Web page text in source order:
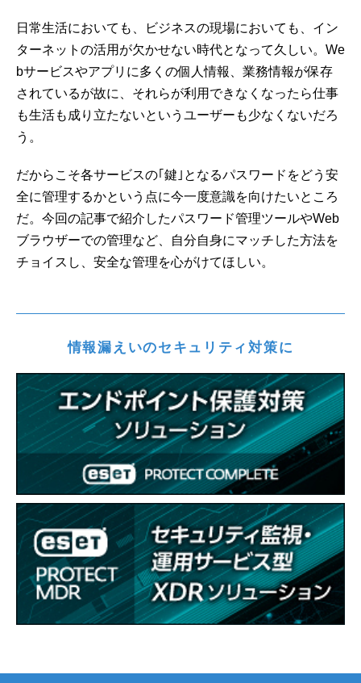
日常生活においても、ビジネスの現場においても、イン
ターネットの活用が欠かせない時代となって久しい。We
bサービスやアプリに多くの個人情報、業務情報が保存
されているが故に、それらが利用できなくなったら仕事
も生活も成り立たないというユーザーも少なくないだろ
う。
だからこそ各サービスの｢鍵｣となるパスワードをどう安
全に管理するかという点に今一度意識を向けたいところ
だ。今回の記事で紹介したパスワード管理ツールやWeb
ブラウザーでの管理など、自分自身にマッチした方法を
チョイスし、安全な管理を心がけてほしい。
情報漏えいのセキュリティ対策に